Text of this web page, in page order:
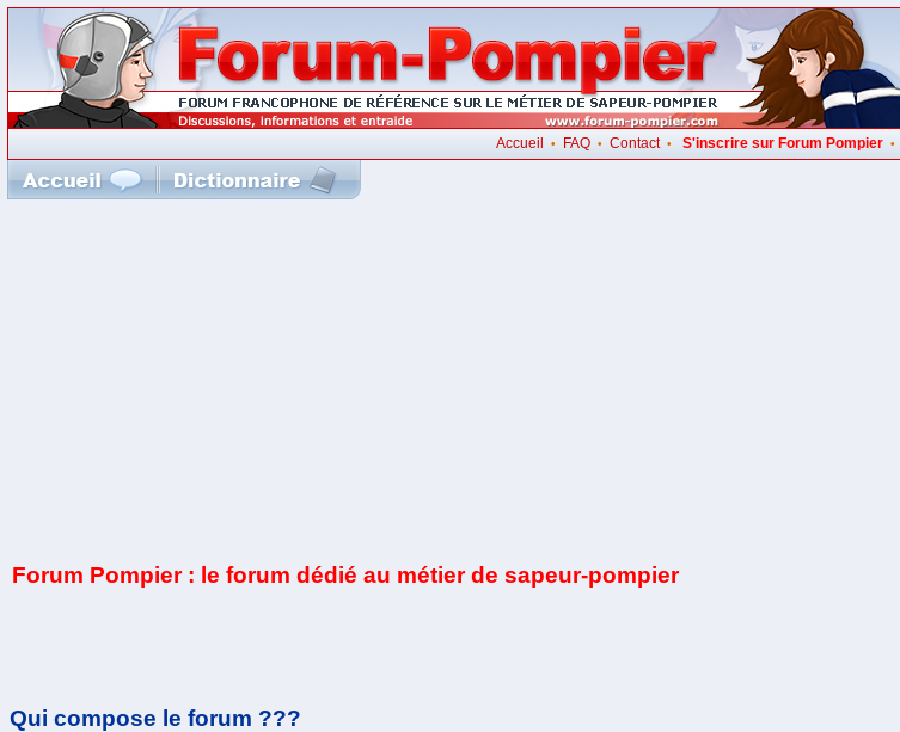
Accueil • FAQ• Contact• S'inscrire sur Forum Pompier•
Forum Pompier : le forum dédié au métier de sapeur-pompier
Qui compose le forum ???